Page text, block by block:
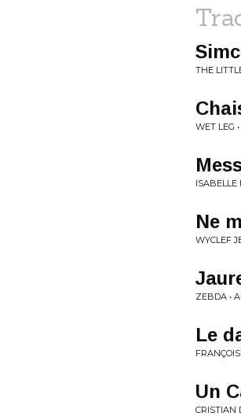
THE
WET LEG
ISABELLE
Ne
WYCLEF
ZEBDA •
Le
Un
CRISTIAN